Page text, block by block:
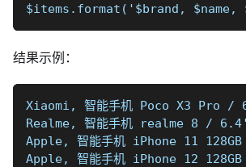
$items.format('$brand,
结果示例：
Xiaomi, 智能手机 Poco X3 Pro
Realme, 智能手机 realme 8 /
Apple, 智能手机 iPhone 11
Apple, 智能手机 iPhone 12